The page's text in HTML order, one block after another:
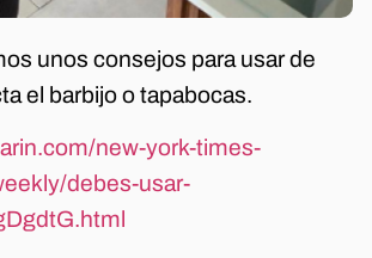
unos consejos para usar de
el barbijo o tapabocas.
new-york-times-
debes-usar-